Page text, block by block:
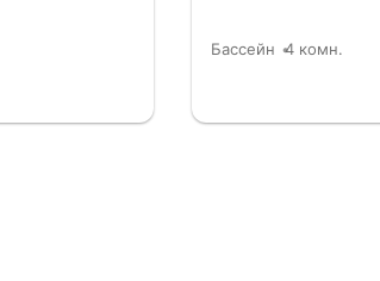
Бассейн 4 комн.